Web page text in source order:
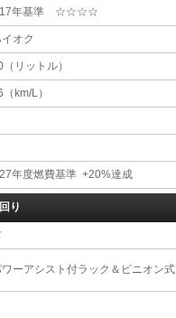
年基準 ☆☆☆☆
オク
（リットル）
（km/L）
年度燃費基準 +20%達成
り
ーアシスト付ラック＆ピニオン式